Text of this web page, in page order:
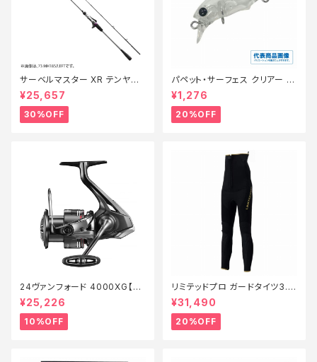
サーベルマスター XR テンヤ
73MH 185R【特価ロッド】【30】
¥25,657
30%OFF
パペット・サーフェス クリアー 0
1【特価ルアー】【20】
¥1,276
20%OFF
24ヴァンフォード 4000XG【継
続セール_リール】【10】
¥25,226
10%OFF
リミテッドプロ ガードタイツ3.0
FI−540X 黒 LB【特価装備】【2
0】
¥31,490
20%OFF